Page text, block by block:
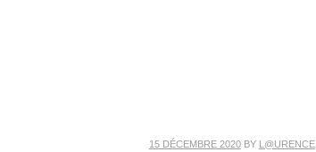
15 DÉCEMBRE 2020BY L@URENCE